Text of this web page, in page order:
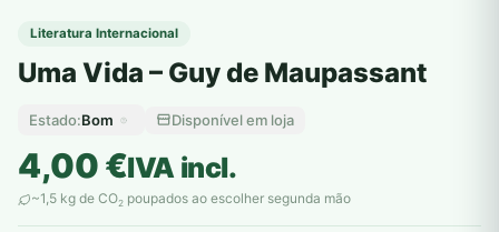
Literatura Internacional
Uma Vida – Guy de Maupassant
Estado:Bom Disponível em loja
4,00€IVA incl.
~1,5 kg de CO2 poupados ao escolher segunda mão